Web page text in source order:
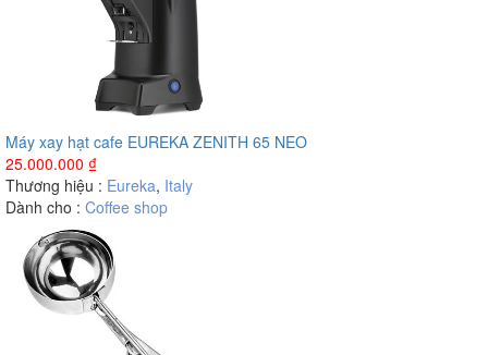
Máy xay hạt cafe EUREKA ZENITH 65 NEO
25.000.000 ₫
Thương hiệu : Eureka, Italy
Dành cho : Coffee shop